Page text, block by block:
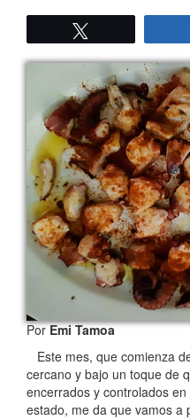
PorEmi Tamoa
Este mes, que comienza
cercano y bajo un toque de
encerrados y controlados
estado, me da que vamos a